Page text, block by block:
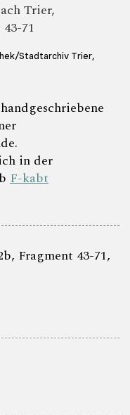
Trier,
71
Stadtarchiv Trier,
in der
F-kabt
Fragment 43-71,